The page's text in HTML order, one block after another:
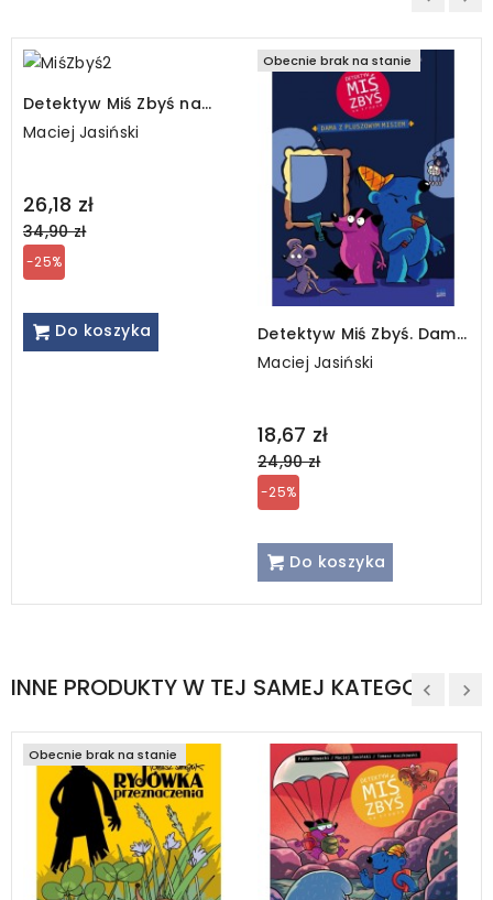
Detektyw Miś Zbyś na
tropie. Złoty Sokół
Teksański
Maciej Jasiński
26,18 zł
Regular
price
34,90 zł
-25%
Do koszyka
Obecnie brak na stanie
Detektyw Miś Zbyś. Dama
z pluszowym misiem
Maciej Jasiński
18,67 zł
Regular
price
24,90 zł
-25%
Do koszyka
INNE PRODUKTY W TEJ SAMEJ KATEGORII
Obecnie brak na stanie